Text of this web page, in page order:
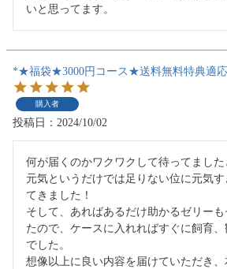
いと思ってます。
*★福袋★3000円コース★送料無料特典適
購入者
投稿日 2024/10/02
何が届くのかワクワクして待ってました
元気というだけでは足りない位に元気
てきました！
そして、あればあるだけ助かるゼリー
たので、ケースに入れればすぐに飼育、
でした。
想像以上に良い内容を届けていただき